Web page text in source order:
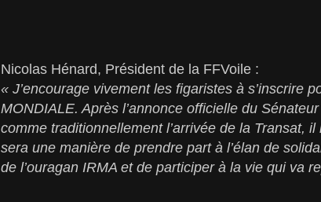
Nicolas Hénard, Président de la FFVoile :
« J’encourage vivement les figaristes à s’inscrire
MONDIALE. Après l’annonce officielle du
comme traditionnellement l’arrivée de la Transat,
sera une manière de prendre part à l’élan de
de l’ouragan IRMA et de participer à la vie qui va